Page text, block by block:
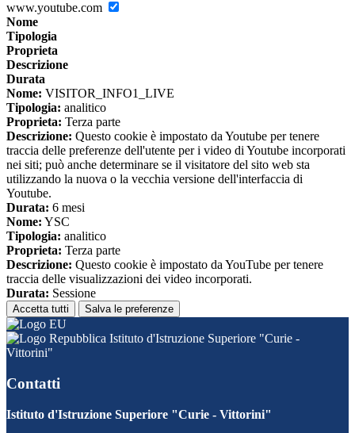
www.youtube.com
Nome
Tipologia
Proprieta
Descrizione
Durata
Nome: VISITOR_INFO1_LIVE
Tipologia: analitico
Proprieta: Terza parte
Descrizione: Questo cookie è impostato da Youtube per tenere
traccia delle preferenze dell'utente per i video di Youtube incorporati
nei siti; può anche determinare se il visitatore del sito web sta
utilizzando la nuova o la vecchia versione dell'interfaccia di
Youtube.
Durata: 6 mesi
Nome: YSC
Tipologia: analitico
Proprieta: Terza parte
Descrizione: Questo cookie è impostato da YouTube per tenere
traccia delle visualizzazioni dei video incorporati.
Durata: Sessione
Accetta tutti Salva le preferenze
Istituto d'Istruzione Superiore "Curie -
Vittorini"
Contatti
Istituto d'Istruzione Superiore "Curie - Vittorini"